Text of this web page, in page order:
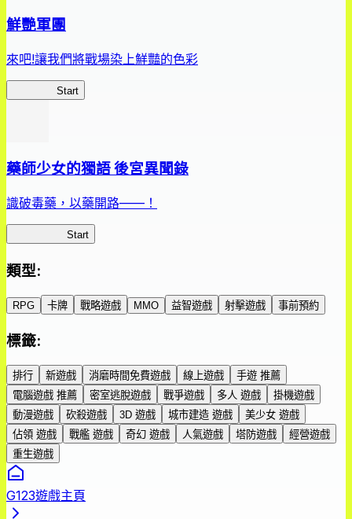
鮮艷軍團
來吧!讓我們將戰場染上鮮豔的色彩
Start
藥師少女的獨語 後宮異聞錄
識破毒藥，以藥開路——！
Start
類型:
RPG 卡牌 戰略遊戲 MMO 益智遊戲 射擊遊戲 事前預約
標籤:
排行 新遊戲 消磨時間免費遊戲 線上遊戲
手遊 推薦
電腦遊戲 推薦
密室逃脫遊戲 戰爭遊戲 多人 遊戲
掛機遊戲
動漫遊戲
砍殺遊戲 3D 遊戲 城市建造 遊戲
美少女 遊戲
佔領 遊戲
戰艦 遊戲 奇幻 遊戲 人氣遊戲 塔防遊戲
經營遊戲
重生遊戲
G123遊戲主頁